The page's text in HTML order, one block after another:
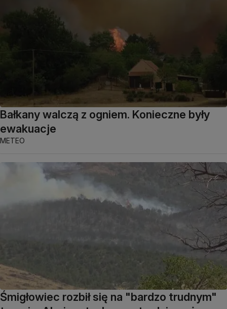
Bałkany walczą z ogniem. Konieczne były
ewakuacje
METEO
Śmigłowiec rozbił się na "bardzo trudnym"